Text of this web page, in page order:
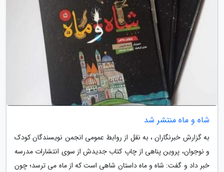
شاه و ماه منتشر شد
به گزارش خبرنگاران ، به نقل از روابط عمومی انجمن نویسندگان کودک
و نوجوان، پروین پناهی از چاپ کتاب جدیدش از سوی انتشارات مدرسه
خبر داد و گفت: شاه و ماه داستان شاهی است که از ماه می ترسد؛ چون